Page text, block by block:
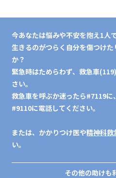
今あなたは悩みや不安を抱え1人
生きるのがつらく自分を傷つけ
か？
緊急時はためらわず、救急車
さい。
救急車を呼ぶか迷ったら#7119に
#9110に電話してください。
または、かかりつけ医や精神科救
い。
その他の助けも